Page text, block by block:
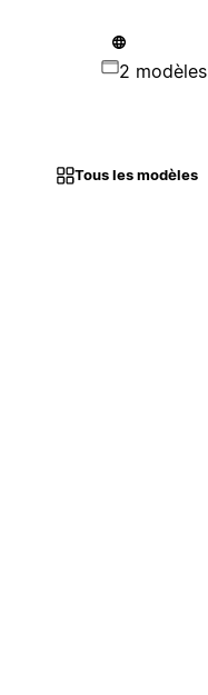
2 modèles
Tous les modèles